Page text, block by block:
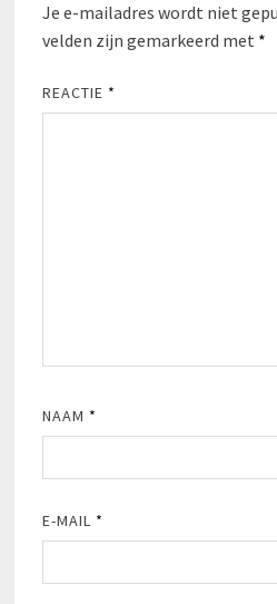
Je e-mailadres wordt niet
velden zijn gemarkeerd met *
REACTIE *
NAAM *
E-MAIL *